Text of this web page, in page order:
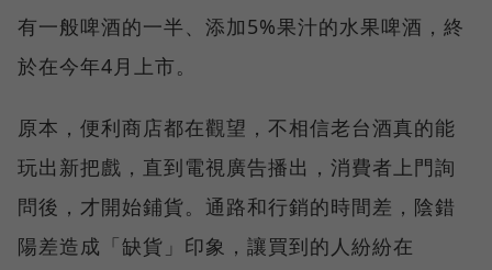
有一般啤酒的一半、添加5%果汁的水果啤酒，終
於在今年4月上市。
原本，便利商店都在觀望，不相信老台酒真的能
玩出新把戲，直到電視廣告播出，消費者上門詢
問後，才開始鋪貨。通路和行銷的時間差，陰錯
陽差造成「缺貨」印象，讓買到的人紛紛在